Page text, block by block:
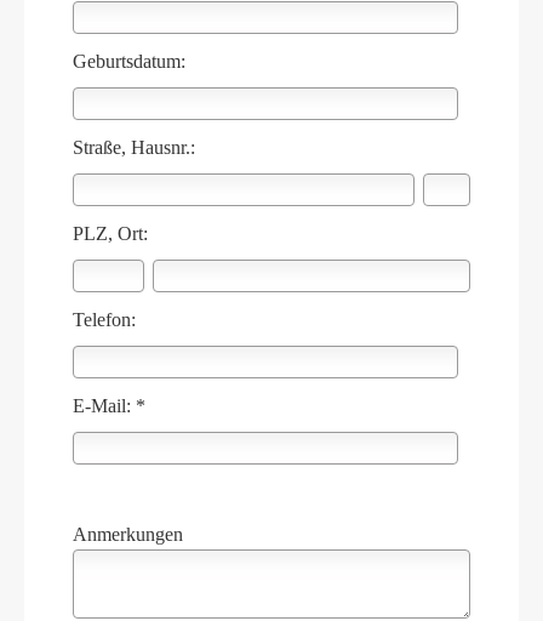
Geburts­datum:
Straße, Hausnr.:
PLZ, Ort:
Telefon:
E-Mail: *
Anmerkungen